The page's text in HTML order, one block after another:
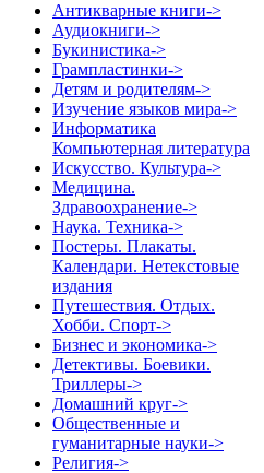
Антикварные книги->
Аудиокниги->
Букинистика->
Грампластинки->
Детям и родителям->
Изучение языков мира->
Информатика
Компьютерная литература
Искусство. Культура->
Медицина.
Здравоохранение->
Наука. Техника->
Постеры. Плакаты.
Календари. Нетекстовые
издания
Путешествия. Отдых.
Хобби. Спорт->
Бизнес и экономика->
Детективы. Боевики.
Триллеры->
Домашний круг->
Общественные и
гуманитарные науки->
Религия->